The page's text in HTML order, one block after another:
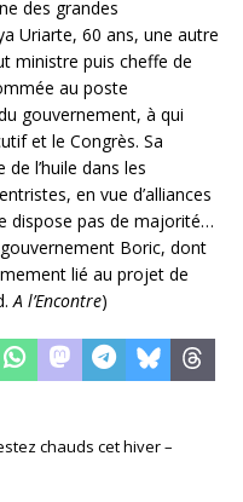
des grandes
Uriarte, 60 ans, une autre
ministre puis cheffe de
au poste
gouvernement, à qui
et le Congrès. Sa
l’huile dans les
en vue d’alliances
dispose pas de majorité…
Boric, dont
lié au projet de
A l’Encontre)
chauds cet hiver –